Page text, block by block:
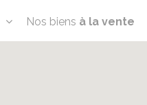
Nos biens à la vente